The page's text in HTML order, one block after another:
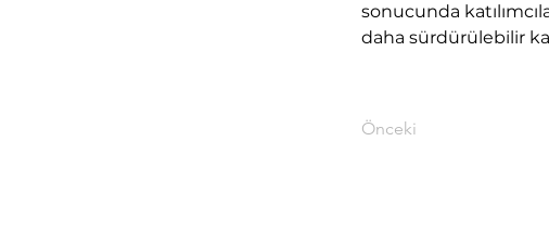
sonucunda
daha sürdürülebilir
Önceki